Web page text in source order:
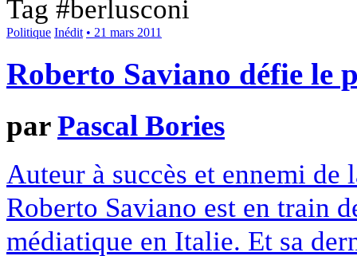
Tag #berlusconi
Politique Inédit • 21 mars 2011
Roberto Saviano défie le
parPascal Bories
Auteur à succès et ennemi
Roberto Saviano est en train
médiatique en Italie. Et sa